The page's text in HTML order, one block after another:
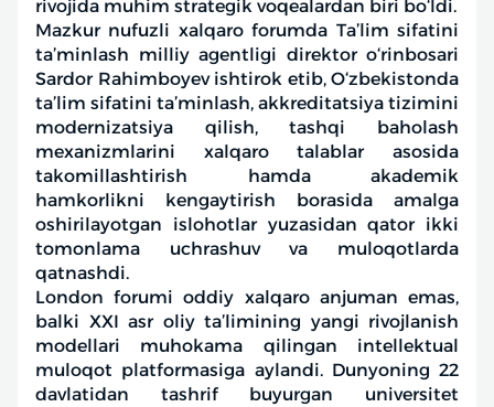
rivojida muhim strategik voqealardan biri bo‘ldi.
Mazkur nufuzli xalqaro forumda Ta’lim sifatini
ta’minlash milliy agentligi direktor o‘rinbosari
Sardor Rahimboyev ishtirok etib, O‘zbekistonda
ta’lim sifatini ta’minlash, akkreditatsiya tizimini
modernizatsiya qilish, tashqi baholash
mexanizmlarini xalqaro talablar asosida
takomillashtirish hamda akademik
hamkorlikni kengaytirish borasida amalga
oshirilayotgan islohotlar yuzasidan qator ikki
tomonlama uchrashuv va muloqotlarda
qatnashdi.
London forumi oddiy xalqaro anjuman emas,
balki XXI asr oliy ta’limining yangi rivojlanish
modellari muhokama qilingan intellektual
muloqot platformasiga aylandi. Dunyoning 22
davlatidan tashrif buyurgan universitet